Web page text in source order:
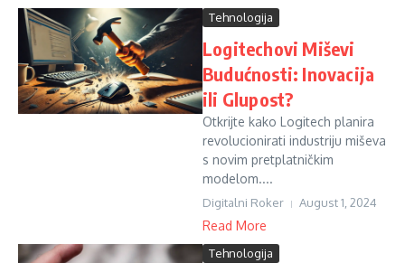
Tehnologija
Logitechovi Miševi
Budućnosti: Inovacija
ili Glupost?
Otkrijte kako Logitech planira
revolucionirati industriju miševa
s novim pretplatničkim
modelom....
Digitalni Roker August 1, 2024
Read More
Tehnologija